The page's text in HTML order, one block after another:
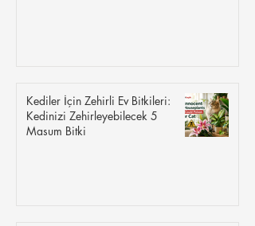
Kediler İçin Zehirli Ev Bitkileri:
Kedinizi Zehirleyebilecek 5
Masum Bitki